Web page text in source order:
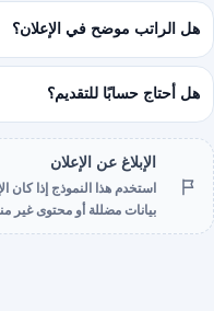
هل الراتب موضح في الإعلان؟
هل أحتاج حسابًا للتقديم؟
الإبلاغ عن الإعلان
استخدم هذا النموذج إذا
بيانات مضللة أو محتوى غير